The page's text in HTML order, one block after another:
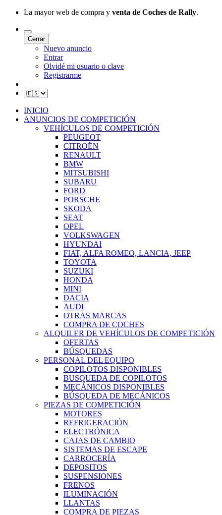
La mayor web de compra y venta de Coches de Rally.
Cerrar
Nuevo anuncio
Entrar
Olvidé mi usuario o clave
Registrarme
INICIO
ANUNCIOS DE COMPETICIÓN
VEHÍCULOS DE COMPETICIÓN
PEUGEOT
CITROËN
RENAULT
BMW
MITSUBISHI
SUBARU
FORD
PORSCHE
SKODA
SEAT
OPEL
VOLKSWAGEN
HYUNDAI
FIAT, ALFA ROMEO, LANCIA, JEEP
TOYOTA
SUZUKI
HONDA
MINI
DACIA
AUDI
OTRAS MARCAS
COMPRA DE COCHES
ALQUILER DE VEHÍCULOS DE COMPETICIÓN
OFERTAS
BÚSQUEDAS
PERSONAL DEL EQUIPO
COPILOTOS DISPONIBLES
BUSQUEDA DE COPILOTOS
MECÁNICOS DISPONIBLES
BÚSQUEDA DE MECÁNICOS
PIEZAS DE COMPETICIÓN
MOTORES
REFRIGERACIÓN
ELECTRÓNICA
CAJAS DE CAMBIO
SISTEMAS DE ESCAPE
CARROCERÍA
DEPOSITOS
SUSPENSIONES
FRENOS
ILUMINACIÓN
LLANTAS
COMPRA DE PIEZAS